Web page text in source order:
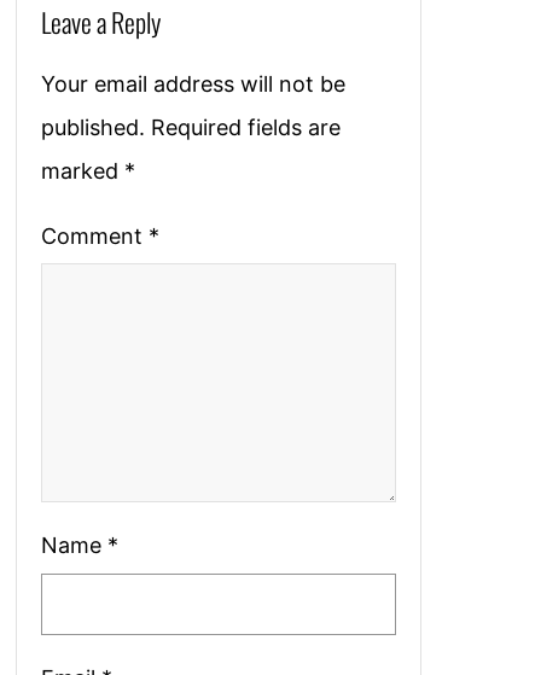
Leave a Reply
Your email address will not be
published. Required fields are
marked *
Comment *
Name *